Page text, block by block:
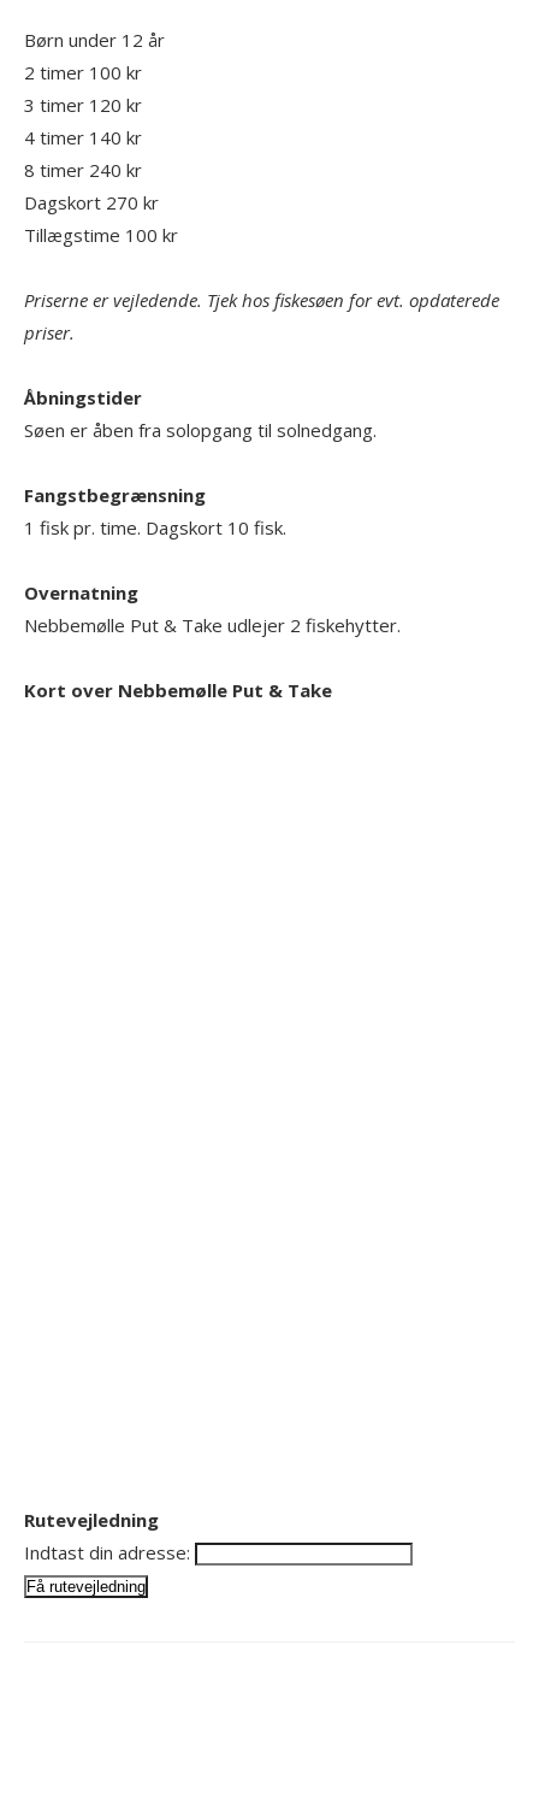
Børn under 12 år
2 timer 100 kr
3 timer 120 kr
4 timer 140 kr
8 timer 240 kr
Dagskort 270 kr
Tillægstime 100 kr
Priserne er vejledende. Tjek hos fiskesøen for evt. opdaterede
priser.
Åbningstider
Søen er åben fra solopgang til solnedgang.
Fangstbegrænsning
1 fisk pr. time. Dagskort 10 fisk.
Overnatning
Nebbemølle Put & Take udlejer 2 fiskehytter.
Kort over Nebbemølle Put & Take
Rutevejledning
Indtast din adresse: